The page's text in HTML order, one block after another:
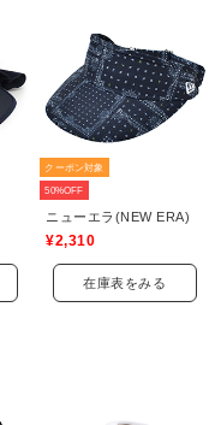
クーポン対象
50%OFF
ニューエラ(NEW ERA)
¥2,310
在庫表をみる